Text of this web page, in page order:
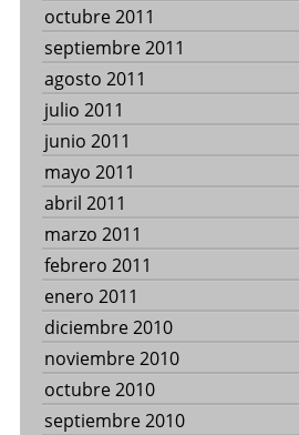
octubre 2011
septiembre 2011
agosto 2011
julio 2011
junio 2011
mayo 2011
abril 2011
marzo 2011
febrero 2011
enero 2011
diciembre 2010
noviembre 2010
octubre 2010
septiembre 2010